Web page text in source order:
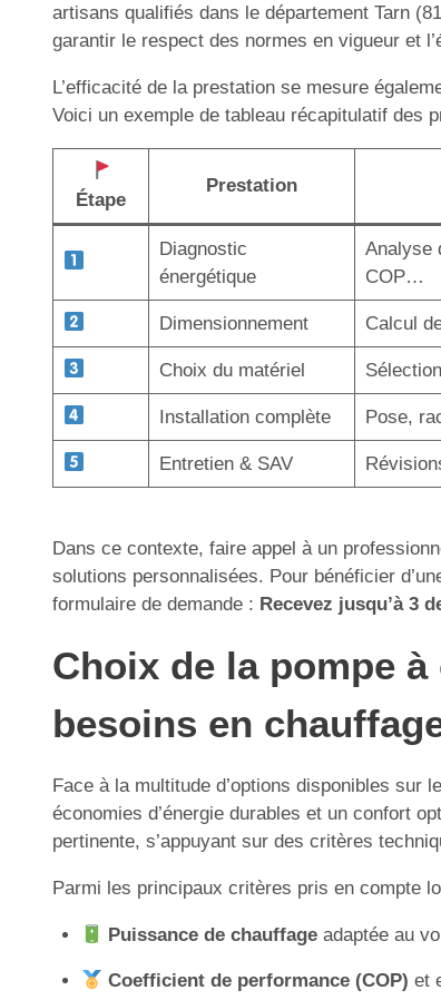
artisans qualifiés dans le département Tarn
garantir le respect des normes en vigueur et
L’efficacité de la prestation se mesure
Voici un exemple de tableau récapitulatif des
Étape
Prestation
Diagnostic
énergétique
Analyse
COP…
Dimensionnement Calcul
Choix du matériel
Installation complète Pose,
Entretien & SAV
Dans ce contexte, faire appel à un
solutions personnalisées. Pour bénéficier
formulaire de demande : Recevez jusqu’à 3
Choix de la pompe
besoins en
Face à la multitude d’options disponibles sur
économies d’énergie durables et un confort
pertinente, s’appuyant sur des critères
Parmi les principaux critères pris en compte
Puissance de chauffageadaptée au
Coefficient de performance (COP) et